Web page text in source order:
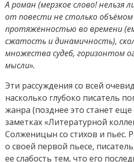
А роман (мерзкое слово! нельзя
от повести не столько
протяжённостью во времени
сжатость и динамичность),
множества судеб, горизонтом
мысли».
Эти рассуждения со всей
насколько глубоко писатель
жанра (позднее это станет
заметках «Литературной
Солженицын со стихов и пьес.
о своей первой пьесе,
ее слабость тем, что его